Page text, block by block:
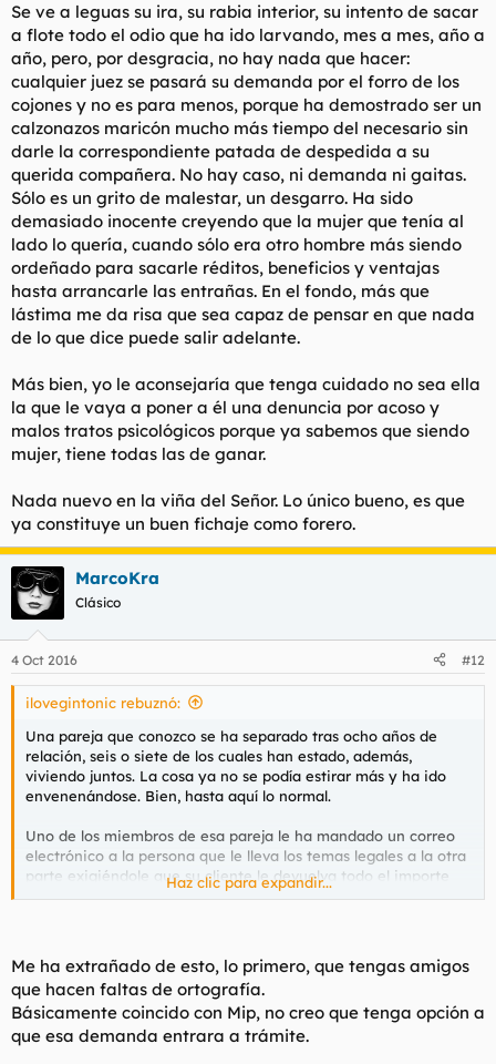
Se ve a leguas su ira, su rabia interior, su intento de sacar
a flote todo el odio que ha ido larvando, mes a mes, año a
año, pero, por desgracia, no hay nada que hacer:
cualquier juez se pasará su demanda por el forro de los
cojones y no es para menos, porque ha demostrado ser un
calzonazos maricón mucho más tiempo del necesario sin
darle la correspondiente patada de despedida a su
querida compañera. No hay caso, ni demanda ni gaitas.
Sólo es un grito de malestar, un desgarro. Ha sido
demasiado inocente creyendo que la mujer que tenía al
lado lo quería, cuando sólo era otro hombre más siendo
ordeñado para sacarle réditos, beneficios y ventajas
hasta arrancarle las entrañas. En el fondo, más que
lástima me da risa que sea capaz de pensar en que nada
de lo que dice puede salir adelante.
Más bien, yo le aconsejaría que tenga cuidado no sea ella
la que le vaya a poner a él una denuncia por acoso y
malos tratos psicológicos porque ya sabemos que siendo
mujer, tiene todas las de ganar.
Nada nuevo en la viña del Señor. Lo único bueno, es que
ya constituye un buen fichaje como forero.
MarcoKra
Clásico
4 Oct 2016 #12
ilovegintonic rebuznó:
Una pareja que conozco se ha separado tras ocho años de
relación, seis o siete de los cuales han estado, además,
viviendo juntos. La cosa ya no se podía estirar más y ha ido
envenenándose. Bien, hasta aquí lo normal.
Uno de los miembros de esa pareja le ha mandado un correo
electrónico a la persona que le lleva los temas legales a la otra
parte exigiéndole que su cliente le devuelva todo el importe
del alquiler que ha pagado durante los años de convivencia y
Las razones que esgrime en ese correo (luego ha habido más,
así como más conversaciones entre ambos) son las siguientes:
Haz clic para expandir...
Me ha extrañado de esto, lo primero, que tengas amigos
que hacen faltas de ortografía.
Básicamente coincido con Mip, no creo que tenga opción a
que esa demanda entrara a trámite.